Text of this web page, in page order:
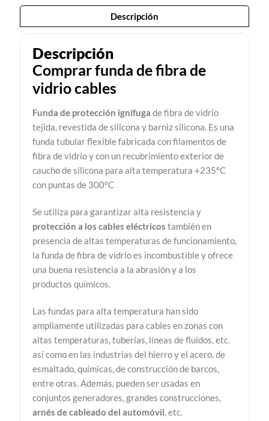
Descripción
Descripción
Comprar funda de fibra de
vidrio cables
Funda de protección ignífuga de fibra de vidrio
tejida, revestida de silicona y barniz silicona. Es una
funda tubular flexible fabricada con filamentos de
fibra de vidrio y con un recubrimiento exterior de
caucho de silicona para alta temperatura +235ºC
con puntas de 300ºC
Se utiliza para garantizar alta resistencia y
protección a los cables eléctricos también en
presencia de altas temperaturas de funcionamiento,
la funda de fibra de vidrio es incombustible y ofrece
una buena resistencia a la abrasión y a los
productos químicos.
Las fundas para alta temperatura han sido
ampliamente utilizadas para cables en zonas con
altas temperaturas, tuberías, líneas de fluidos, etc.
así como en las industrias del hierro y el acero, de
esmaltado, químicas, de construcción de barcos,
entre otras. Además, pueden ser usadas en
conjuntos generadores, grandes construcciones,
arnés de cableado del automóvil, etc.